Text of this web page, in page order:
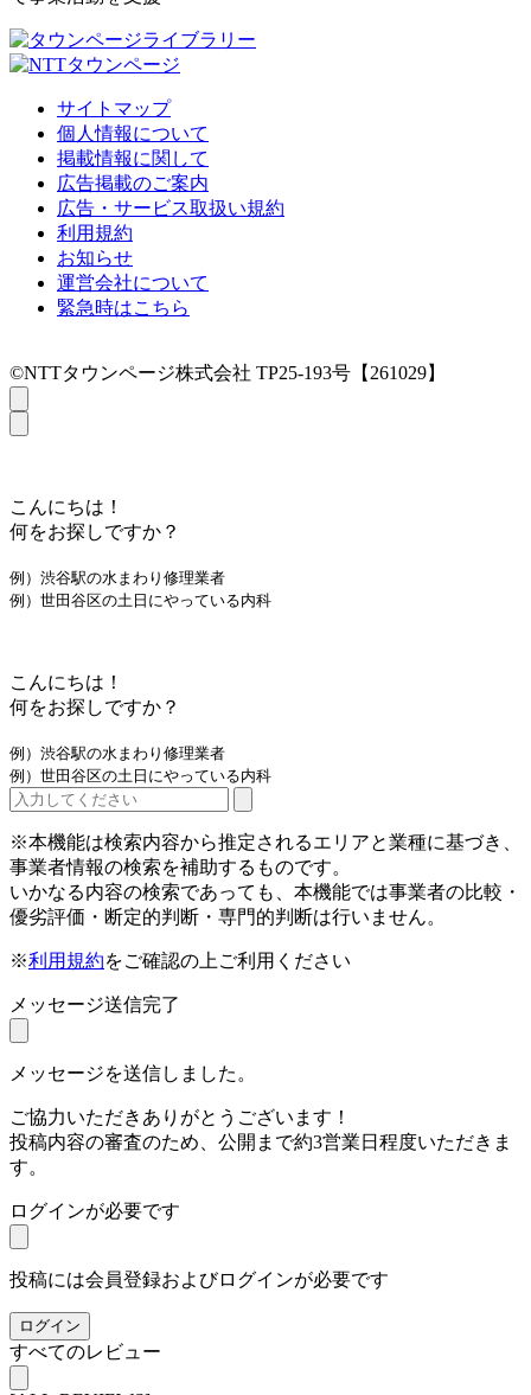
サイトマップ
個人情報について
掲載情報に関して
広告掲載のご案内
広告・サービス取扱い規約
利用規約
お知らせ
運営会社について
緊急時はこちら
©NTTタウンページ株式会社 TP25-193号【261029】
こんにちは！
何をお探しですか？
例）渋谷駅の水まわり修理業者
例）世田谷区の土日にやっている内科
こんにちは！
何をお探しですか？
例）渋谷駅の水まわり修理業者
例）世田谷区の土日にやっている内科
※本機能は検索内容から推定されるエリアと業種に基づき、
事業者情報の検索を補助するものです。
いかなる内容の検索であっても、本機能では事業者の比較・
優劣評価・断定的判断・専門的判断は行いません。
※利用規約をご確認の上ご利用ください
メッセージ送信完了
メッセージを送信しました。
ご協力いただきありがとうございます！
投稿内容の審査のため、公開まで約3営業日程度いただきま
す。
ログインが必要です
投稿には会員登録およびログインが必要です
ログイン
すべてのレビュー